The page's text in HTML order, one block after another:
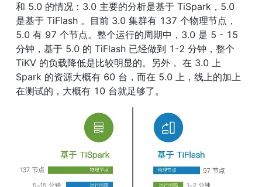
和 5.0 的情况：3.0 主要的分析是基于 TiSpark，5.0
是基于 TiFlash 。目前 3.0 集群有 137 个物理节点，
5.0 有 97 个节点。整个运行的周期中，3.0 是 5 - 15
分钟，基于 5.0 的 TiFlash 已经做到 1-2 分钟，整个
TiKV 的负载降低是比较明显的。另外， 在 3.0 上
Spark 的资源大概有 60 台，而在 5.0 上，线上的加上
在测试的，大概有 10 台就足够了。